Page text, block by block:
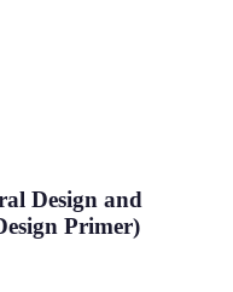
Design and
Primer)